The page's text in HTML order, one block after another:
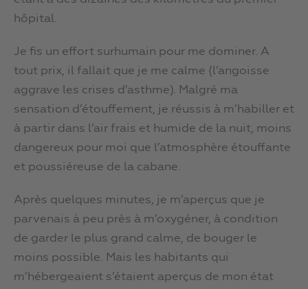
hôpital.
Je fis un effort surhumain pour me dominer. A
tout prix, il fallait que je me calme (l’angoisse
aggrave les crises d’asthme). Malgré ma
sensation d’étouffement, je réussis à m’habiller et
à partir dans l’air frais et humide de la nuit, moins
dangereux pour moi que l’atmosphère étouffante
et poussiéreuse de la cabane.
Après quelques minutes, je m’aperçus que je
parvenais à peu près à m’oxygéner, à condition
de garder le plus grand calme, de bouger le
moins possible. Mais les habitants qui
m’hébergeaient s’étaient aperçus de mon état